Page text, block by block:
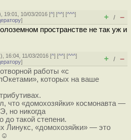
19:01, 10/03/2016 [^] [^^] [^^^]
] + / –
пространстве не так уж и
), 16:04, 11/03/2016 [^] [^^] [^^^]
] + / –
работы «с
которых на ваше
что «домохозяйки» космонавта —
но никогда
до такой степени.
Линукс, «домохозяйки» — это
☺